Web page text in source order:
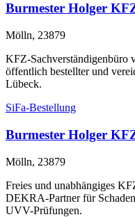
Burmester Holger
Mölln, 23879
KFZ-Sachverständigenbüro
öffentlich bestellter und
Lübeck.
SiFa-Bestellung
Burmester Holger
Mölln, 23879
Freies und unabhängiges
DEKRA-Partner für
UVV-Prüfungen.